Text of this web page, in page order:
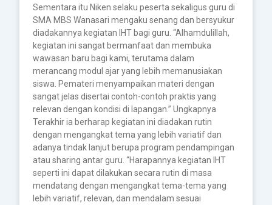
Sementara itu Niken selaku peserta sekaligus guru di
SMA MBS Wanasari mengaku senang dan bersyukur
diadakannya kegiatan IHT bagi guru. “Alhamdulillah,
kegiatan ini sangat bermanfaat dan membuka
wawasan baru bagi kami, terutama dalam
merancang modul ajar yang lebih memanusiakan
siswa. Pemateri menyampaikan materi dengan
sangat jelas disertai contoh-contoh praktis yang
relevan dengan kondisi di lapangan.” Ungkapnya
Terakhir ia berharap kegiatan ini diadakan rutin
dengan mengangkat tema yang lebih variatif dan
adanya tindak lanjut berupa program pendampingan
atau sharing antar guru. “Harapannya kegiatan IHT
seperti ini dapat dilakukan secara rutin di masa
mendatang dengan mengangkat tema-tema yang
lebih variatif, relevan, dan mendalam sesuai